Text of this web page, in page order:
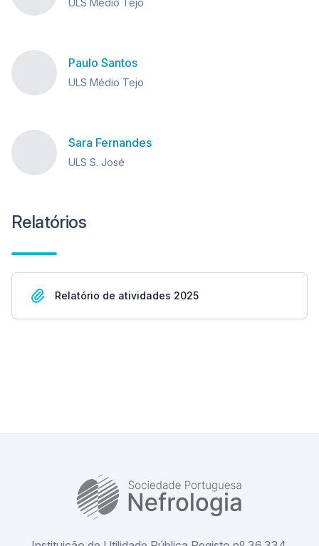
Paulo Santos
ULS Médio Tejo
Sara Fernandes
ULS S. José
Relatórios
Relatório de atividades 2025